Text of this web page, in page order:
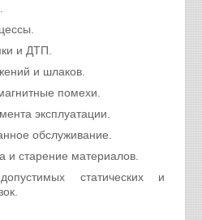
и ДТП.
и шлаков.
помехи.
эксплуатации.
обслуживание.
и старение материалов.
статических и